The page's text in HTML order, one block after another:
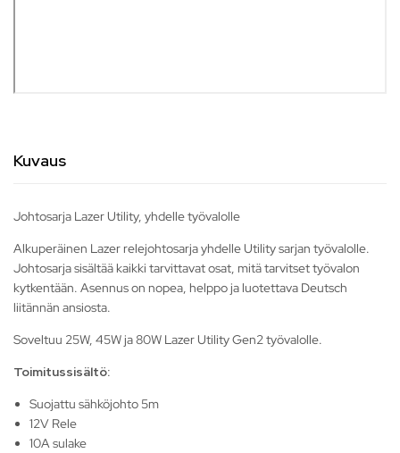
Kuvaus
Johtosarja Lazer Utility, yhdelle työvalolle
Alkuperäinen Lazer relejohtosarja yhdelle Utility sarjan työvalolle.
Johtosarja sisältää kaikki tarvittavat osat, mitä tarvitset työvalon
kytkentään. Asennus on nopea, helppo ja luotettava Deutsch
liitännän ansiosta.
Soveltuu 25W, 45W ja 80W Lazer Utility Gen2 työvalolle.
Toimitussisältö:
Suojattu sähköjohto 5m
12V Rele
10A sulake